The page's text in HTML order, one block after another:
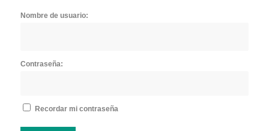
Nombre de usuario:
Contraseña:
Recordar mi contraseña